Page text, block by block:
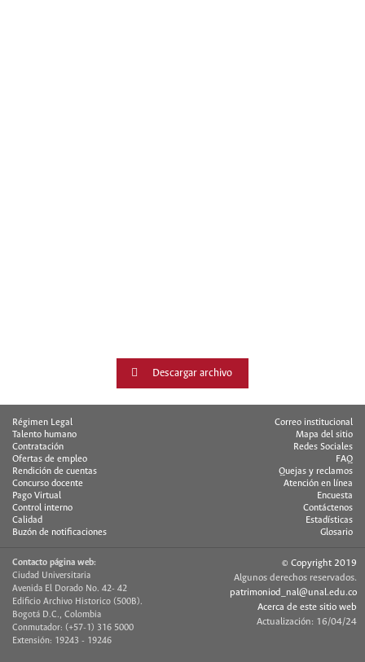
Descargar archivo
Régimen Legal
Talento humano
Contratación
Ofertas de empleo
Rendición de cuentas
Concurso docente
Pago Virtual
Control interno
Calidad
Buzón de notificaciones
Correo institucional
Mapa del sitio
Redes Sociales
FAQ
Quejas y reclamos
Atención en línea
Encuesta
Contáctenos
Estadísticas
Glosario
Contacto página web:
Ciudad Universitaria
Avenida El Dorado No. 42- 42
Edificio Archivo Historico (500B).
Bogotá D.C., Colombia
Conmutador: (+57-1) 316 5000
Extensión: 19243 - 19246
© Copyright 2019
Algunos derechos reservados.
patrimoniod_nal@unal.edu.co
Acerca de este sitio web
Actualización: 16/04/24